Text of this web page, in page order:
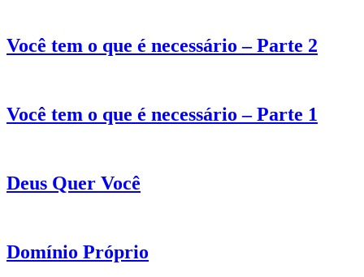
Você tem o que é necessário – Parte 2
Você tem o que é necessário – Parte 1
Deus Quer Você
Domínio Próprio